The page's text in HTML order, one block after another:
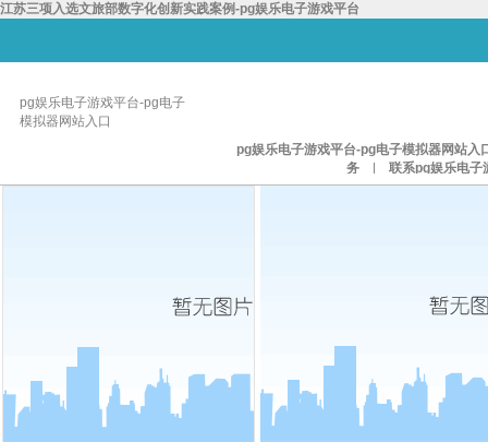
江苏三项入选文旅部数字化创新实践案例-pg娱乐电子游戏平台
pg娱乐电子游戏平台-pg电子模拟器网站入
务
联系pg娱乐电子
pg娱乐电子游戏平台-pg电子
模拟器网站入口